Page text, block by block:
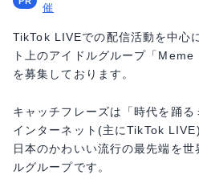
催
TikTok LIVEでの配信活動を中心
ト上のアイドルグループ「
を募集しております。
キャッチフレーズは「時代を踊る
インターネット(主にTikTok
日本のかわいい流行の最先端を
ルグループです。